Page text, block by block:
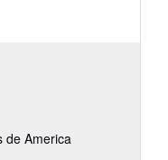
de America